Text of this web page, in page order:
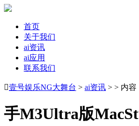
首页
关于我们
ai资讯
ai应用
联系我们
壹号娱乐NG大舞台 > ai资讯 > > 内容
手M3Ultra版